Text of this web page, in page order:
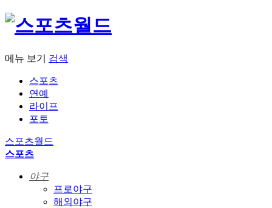
메뉴 보기 검색
스포츠
연예
라이프
포토
스포츠월드
스포츠
야구
프로야구
해외야구